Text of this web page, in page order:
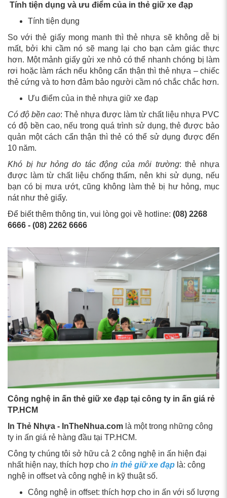
Tính tiện dụng và ưu điểm của in thẻ giữ xe đạp
Tính tiện dụng
So với thẻ giấy mong manh thì thẻ nhựa sẽ không dễ bị
mất, bởi khi cầm nó sẽ mang lại cho bạn cảm giác thực
hơn. Một mảnh giấy gửi xe nhỏ có thể nhanh chóng bị làm
rơi hoặc làm rách nếu không cẩn thận thì thẻ nhựa – chiếc
thẻ cứng và to hơn đảm bảo người cầm nó chắc chắc hơn.
Ưu điểm của in thẻ nhựa giữ xe đạp
Có độ bền cao: Thẻ nhựa được làm từ chất liệu nhựa PVC
có độ bền cao, nếu trong quá trình sử dụng, thẻ được bảo
quản một cách cẩn thận thì thẻ có thể sử dụng được đến
10 năm.
Khó bị hư hỏng do tác động của môi trường: thẻ nhựa
được làm từ chất liệu chống thấm, nên khi sử dụng, nếu
bạn có bị mưa ướt, cũng không làm thẻ bị hư hỏng, mục
nát như thẻ giấy.
Để biết thêm thông tin, vui lòng gọi về hotline: (08) 2268
6666 - (08) 2262 6666
Công nghệ in ấn thẻ giữ xe đạp tại công ty in ấn giá rẻ
TP.HCM
In Thẻ Nhựa - InTheNhua.com là một trong những công
ty in ấn giá rẻ hàng đầu tại TP.HCM.
Công ty chúng tôi sở hữu cả 2 công nghệ in ấn hiện đại
nhất hiện nay, thích hợp cho in thẻ giữ xe đạp là: công
nghệ in offset và công nghệ in kỹ thuật số.
Công nghệ in offset: thích hợp cho in ấn với số lượng